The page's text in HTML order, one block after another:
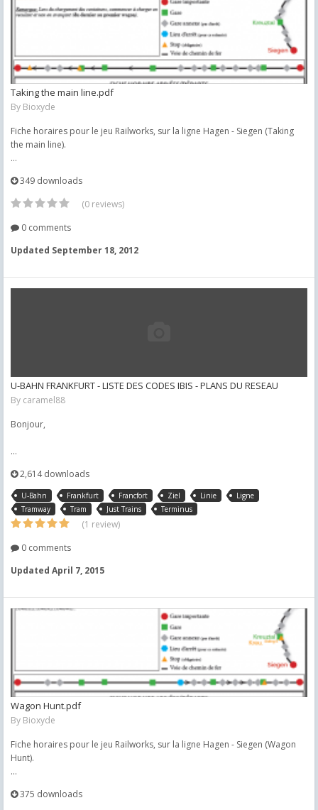
Taking the main line.pdf
By Bioxyde
Fiche horaires pour le jeu Railworks, sur la ligne Hagen - Siegen (Taking
the main line).
...
349 downloads
(0 reviews)
0 comments
Updated September 18, 2012
U-BAHN FRANKFURT - LISTE DES CODES IBIS - PLANS DU RESEAU
By caramel88
Bonjour,
...
2,614 downloads
U-Bahn Frankfurt Francfort Ziel Linie
Ligne
Tramway
Tram Just Trains Terminus
(1 review)
0 comments
Updated April 7, 2015
Wagon Hunt.pdf
By Bioxyde
Fiche horaires pour le jeu Railworks, sur la ligne Hagen - Siegen (Wagon
Hunt).
...
375 downloads